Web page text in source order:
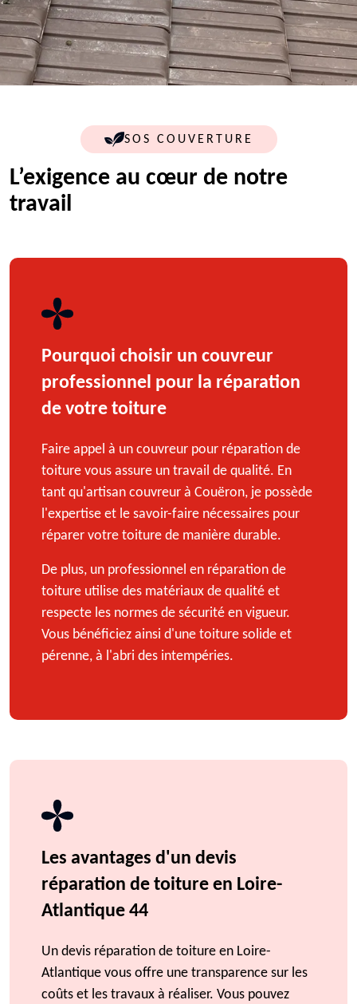
SOS COUVERTURE
L’exigence au cœur de notre
travail
Pourquoi choisir un couvreur
professionnel pour la réparation
de votre toiture
Faire appel à un couvreur pour réparation de
toiture vous assure un travail de qualité. En
tant qu'artisan couvreur à Couëron, je possède
l'expertise et le savoir-faire nécessaires pour
réparer votre toiture de manière durable.
De plus, un professionnel en réparation de
toiture utilise des matériaux de qualité et
respecte les normes de sécurité en vigueur.
Vous bénéficiez ainsi d'une toiture solide et
pérenne, à l'abri des intempéries.
Les avantages d'un devis
réparation de toiture en Loire-
Atlantique 44
Un devis réparation de toiture en Loire-
Atlantique vous offre une transparence sur les
coûts et les travaux à réaliser. Vous pouvez